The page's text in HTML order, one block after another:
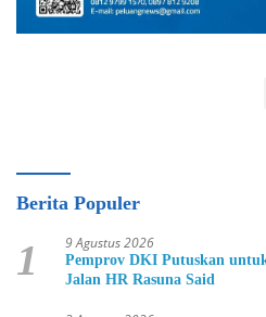
Berita Populer
1 9 Agustus 2026
Pemprov DKI Putuskan
Jalan HR Rasuna Said